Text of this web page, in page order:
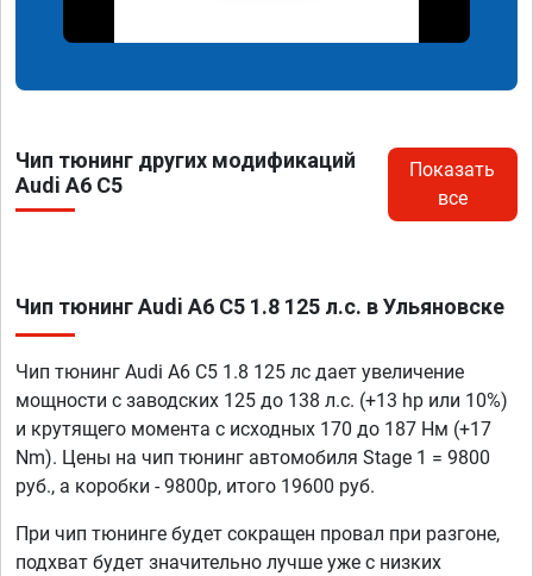
Чип тюнинг других модификаций
Audi A6 C5
Показать
все
Чип тюнинг Audi A6 C5 1.8 125 л.с. в Ульяновске
Чип тюнинг Audi A6 C5 1.8 125 лс дает увеличение
мощности с заводских 125 до 138 л.с. (+13 hp или 10%)
и крутящего момента с исходных 170 до 187 Нм (+17
Nm). Цены на чип тюнинг автомобиля Stage 1 = 9800
руб., а коробки - 9800р, итого 19600 руб.
При чип тюнинге будет сокращен провал при разгоне,
подхват будет значительно лучше уже с низких